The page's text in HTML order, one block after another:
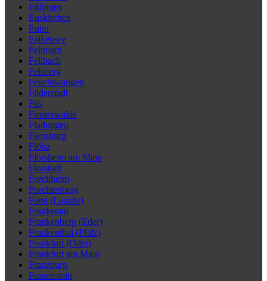
Ettlingen
Euskirchen
Eutin
Falkensee
Fehmarn
Fellbach
Felsberg
Feuchtwangen
Filderstadt
Fils
Finsterwalde
Fladungen
Flensburg
Flöha
Flörsheim am Main
Florstadt
Forchheim
Forchtenberg
Forst (Lausitz)
Frankenau
Frankenberg (Eder)
Frankenthal (Pfalz)
Frankfurt (Oder)
Frankfurt am Main
Franzburg
Frauenstein